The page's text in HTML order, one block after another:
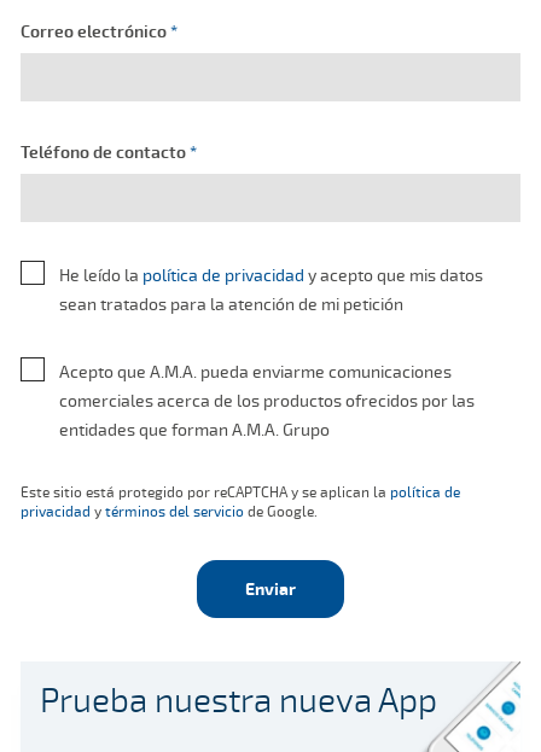
Correo electrónico*
Teléfono de contacto*
He leído la política de privacidad y acepto que mis datos
sean tratados para la atención de mi petición
Acepto que A.M.A. pueda enviarme comunicaciones
comerciales acerca de los productos ofrecidos por las
entidades que forman A.M.A. Grupo
Este sitio está protegido por reCAPTCHA y se aplican la política de
privacidad ytérminos del serviciode Google.
Enviar
Prueba nuestra nueva App